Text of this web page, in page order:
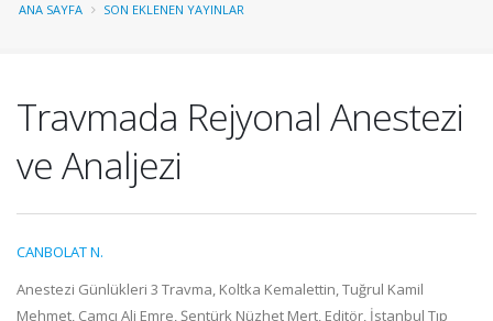
ANA SAYFA SON EKLENEN YAYINLAR
Travmada Rejyonal Anestezi
ve Analjezi
CANBOLAT N.
Anestezi Günlükleri 3 Travma, Koltka Kemalettin, Tuğrul Kamil
Mehmet, Çamcı Ali Emre, Şentürk Nüzhet Mert, Editör, İstanbul Tıp